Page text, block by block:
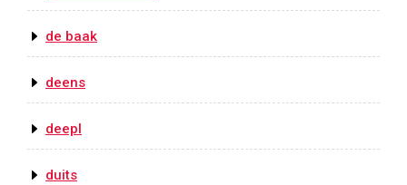
de baak
deens
deepl
duits